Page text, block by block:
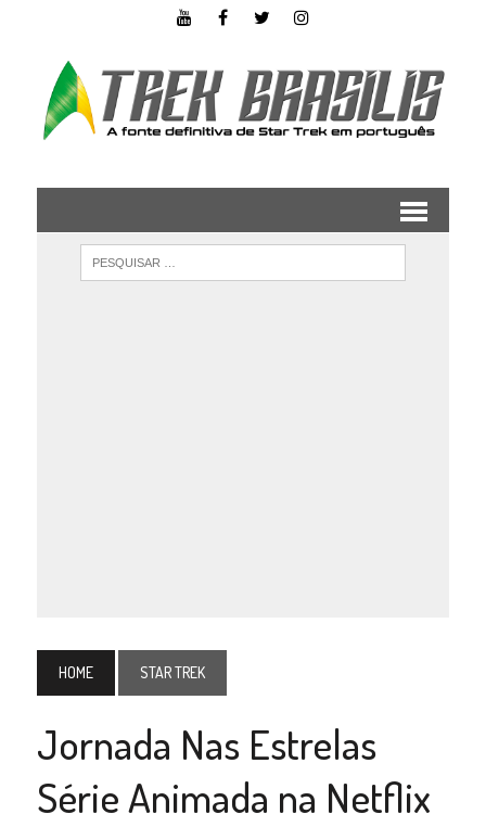
HOME STAR TREK
Jornada Nas Estrelas
Série Animada na Netflix